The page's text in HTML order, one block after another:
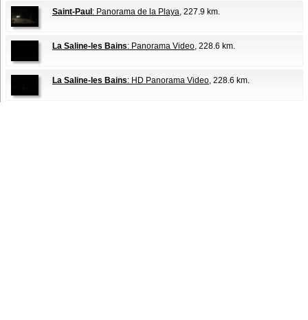
Saint-Paul : Panorama de la Playa, 227.9 km.
La Saline-les Bains: Panorama Video, 228.6 km.
La Saline-les Bains: HD Panorama Video, 228.6 km.